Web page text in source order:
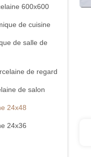
600x600
de cuisine
de salle de
de regard
de salon
24x48
24x36